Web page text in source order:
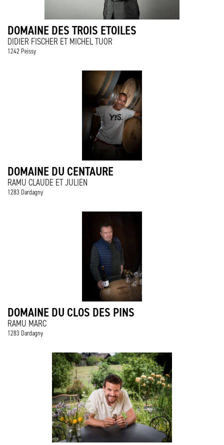
DOMAINE DES TROIS ETOILES
DIDIER FISCHER ET MICHEL TUOR
1242 Peissy
DOMAINE DU CENTAURE
RAMU CLAUDE ET JULIEN
1283 Dardagny
DOMAINE DU CLOS DES PINS
RAMU MARC
1283 Dardagny